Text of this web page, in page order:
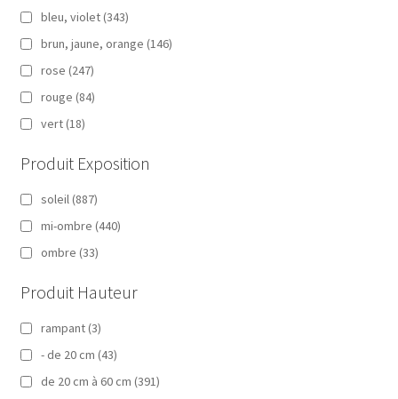
bleu, violet (343)
brun, jaune, orange (146)
rose (247)
rouge (84)
vert (18)
Produit Exposition
soleil (887)
mi-ombre (440)
ombre (33)
Produit Hauteur
rampant (3)
- de 20 cm (43)
de 20 cm à 60 cm (391)